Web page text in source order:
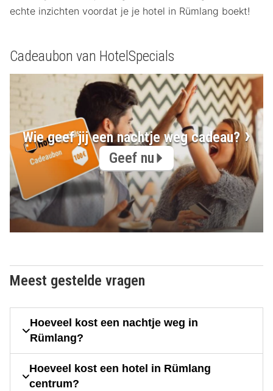
echte inzichten voordat je je hotel in Rümlang boekt!
Cadeaubon van HotelSpecials
Wie geef jij een nachtje weg cadeau?
Geef nu
Meest gestelde vragen
Hoeveel kost een nachtje weg in
Rümlang?
Hoeveel kost een hotel in Rümlang
centrum?